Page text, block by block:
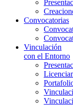
Convocatorias
Vinculación
con el Entorno